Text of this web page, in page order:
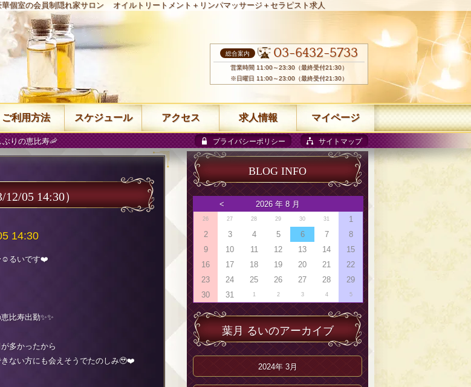
華個室の会員制隠れ家サロン オイルトリートメント＋リンパマッサージ＋セラピスト求人
りの恵比寿🦐 プライバシーポリシー サイトマップ
12/05 14:30）
14:30
☺️るいです❤️
比寿出勤✨✨
多かったから
ない方にも会えそうでたのしみ🥹❤️
BLOG INFO
< 2026 年 8 月
26 27 28 29 30 31
1
2
3 4 5 6 7
8
9
10 11 12 13 14
15
16
17 18 19 20 21
22
23
24 25 26 27 28
29
30
31 1 2 3 4 5
葉月 るいのアーカイブ
2024年 3月
総合案内 03-6432-5733
営業時間 11:00～23:30（最終受付21:30）
※日曜日 11:00～23:00（最終受付21:30）
ご利用方法 スケジュール アクセス 求人情報 マイページ